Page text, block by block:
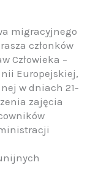
migracyjnego
członków
Człowieka –
Europejskiej,
w dniach 21-
zajęcia